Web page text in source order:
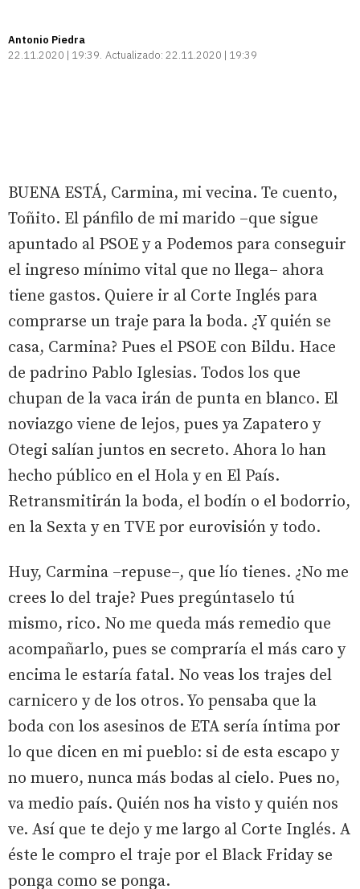
Antonio Piedra
22.11.2020 | 19:39 Actualizado: 22.11.2020 | 19:39
BUENA ESTÁ, Carmina, mi vecina. Te cuento,
Toñito. El pánfilo de mi marido –que sigue
apuntado al PSOE y a Podemos para conseguir
el ingreso mínimo vital que no llega– ahora
tiene gastos. Quiere ir al Corte Inglés para
comprarse un traje para la boda. ¿Y quién se
casa, Carmina? Pues el PSOE con Bildu. Hace
de padrino Pablo Iglesias. Todos los que
chupan de la vaca irán de punta en blanco. El
noviazgo viene de lejos, pues ya Zapatero y
Otegi salían juntos en secreto. Ahora lo han
hecho público en el Hola y en El País.
Retransmitirán la boda, el bodín o el bodorrio,
en la Sexta y en TVE por eurovisión y todo.
Huy, Carmina –repuse–, que lío tienes. ¿No me
crees lo del traje? Pues pregúntaselo tú
mismo, rico. No me queda más remedio que
acompañarlo, pues se compraría el más caro y
encima le estaría fatal. No veas los trajes del
carnicero y de los otros. Yo pensaba que la
boda con los asesinos de ETA sería íntima por
lo que dicen en mi pueblo: si de esta escapo y
no muero, nunca más bodas al cielo. Pues no,
va medio país. Quién nos ha visto y quién nos
ve. Así que te dejo y me largo al Corte Inglés. A
éste le compro el traje por el Black Friday se
ponga como se ponga.